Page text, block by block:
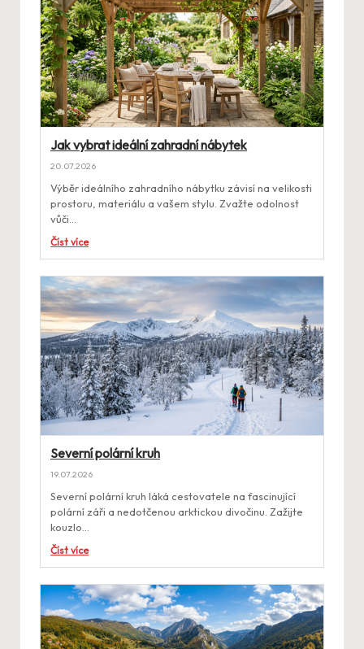
Jak vybrat ideální zahradní nábytek
20.07.2026
Výběr ideálního zahradního nábytku závisí na velikosti
prostoru, materiálu a vašem stylu. Zvažte odolnost
vůči…
Číst více
Severní polární kruh
19.07.2026
Severní polární kruh láká cestovatele na fascinující
polární záři a nedotčenou arktickou divočinu. Zažijte
kouzlo…
Číst více